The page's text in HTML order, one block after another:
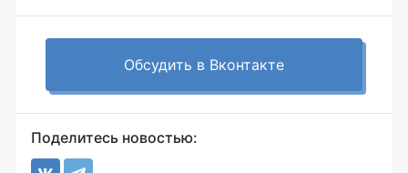
Обсудить в Вконтакте
Поделитесь новостью: